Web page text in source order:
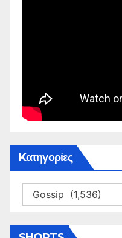
Kατηγορίες
Kατηγορίες